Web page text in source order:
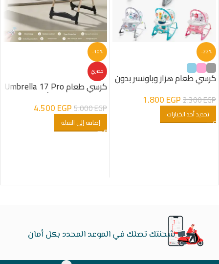
-22%
كرسي طعام هزاز وباونسر بدون
عجل 2X1
2.300EGP
1.800EGP
تحديد أحد الخيارات
-10%
حصري
كرسي طعام Umbrella 17 Pro
5.000EGP
4.500EGP
إضافة إلى السلة
شحنتك تصلك في الموعد المحدد بكل أمان